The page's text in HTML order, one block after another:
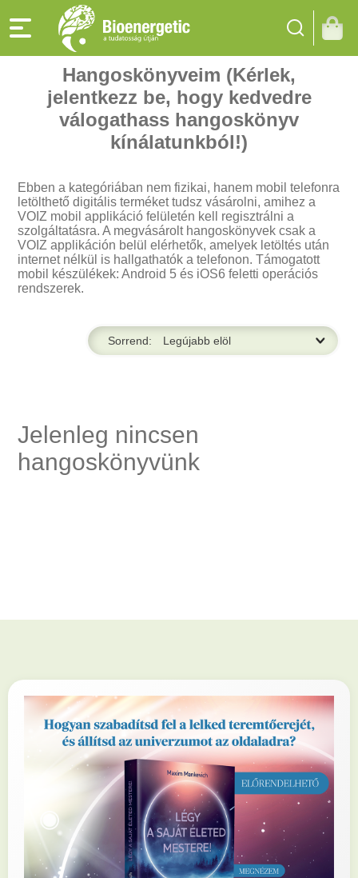
Hangoskönyveim (Kérlek,
jelentkezz be, hogy kedvedre
válogathass hangoskönyv
kínálatunkból!)
Ebben a kategóriában nem fizikai, hanem mobil telefonra
letölthető digitális terméket tudsz vásárolni, amihez a
VOIZ mobil applikáció felületén kell regisztrálni a
szolgáltatásra. A megvásárolt hangoskönyvek csak a
VOIZ applikáción belül elérhetők, amelyek letöltés után
internet nélkül is hallgathatók a telefonon. Támogatott
mobil készülékek: Android 5 és iOS6 feletti operációs
rendszerek.
Sorrend:
Jelenleg nincsen
hangoskönyvünk